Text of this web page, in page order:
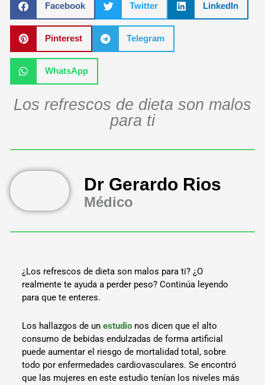
Facebook Twitter LinkedIn
Pinterest Telegram
WhatsApp
Los refrescos de dieta son malos
para ti
Dr Gerardo Rios
Médico
¿Los refrescos de dieta son malos para ti? ¿O
realmente te ayuda a perder peso? Continúa leyendo
para que te enteres.
Los hallazgos de unestudio nos dicen que el alto
consumo de bebidas endulzadas de forma artificial
puede aumentar el riesgo de mortalidad total, sobre
todo por enfermedades cardiovasculares. Se encontró
que las mujeres en este estudio tenían los niveles más